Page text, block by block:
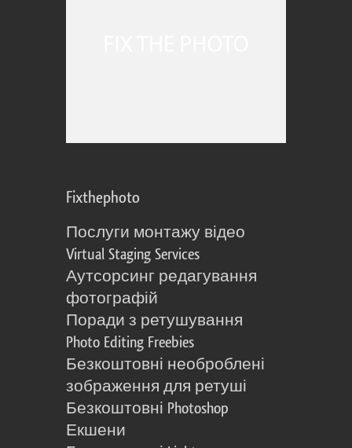
Fixthephoto
Послуги монтажу відео
Virtual Staging Services
Аутсорсинг редагування
фотографій
Поради з ретушування
Photo Editing Freebies
Безкоштовні необроблені
зображення для ретуші
Безкоштовні Photoshop
Екшени